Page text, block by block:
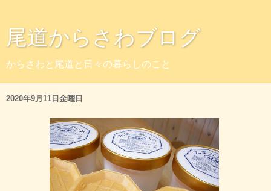
尾道からさわブログ
からさわと尾道と日々の暮らしのこと
2020年9月11日金曜日